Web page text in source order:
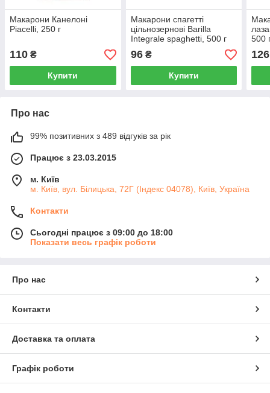
Макарони Канелоні
Piacelli, 250 г
110 ₴
Купити
Макарони спагетті
цільнозернові Barilla
Integrale spaghetti, 500 г
96₴
Купити
500
126
Про нас
99% позитивних з 489 відгуків за рік
Працює з 23.03.2015
м. Київ
м. Київ, вул. Білицька, 72Г (Індекс 04078), Київ, Україна
Контакти
Сьогодні працює з 09:00 до 18:00
Показати весь графік роботи
Про нас
Контакти
Доставка та оплата
Графік роботи